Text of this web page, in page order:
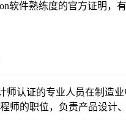
软件熟练度的官方证明，
师认证的专业人员在制造
师的职位，负责产品设计